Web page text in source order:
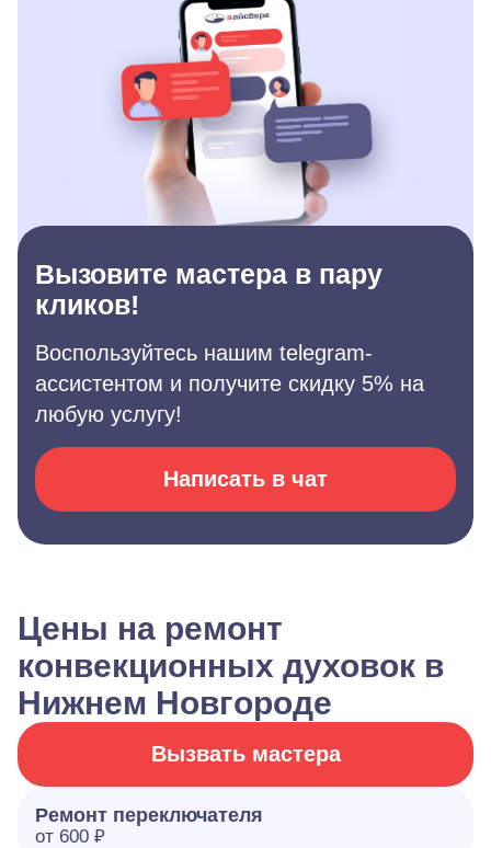
Вызовите мастера в пару
кликов!
Воспользуйтесь нашим telegram-
ассистентом и получите скидку 5% на
любую услугу!
Написать в чат
Цены на ремонт
конвекционных духовок в
Нижнем Новгороде
Вызвать мастера
Ремонт переключателя
от 600 ₽